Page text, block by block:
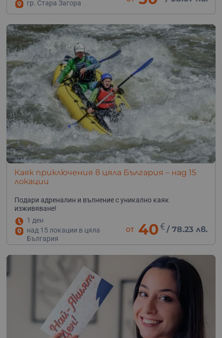
гр. Стара Загора
Каяк приключения в цяла България – над 15
локации
Подари адреналин и вълнение с уникално каяк
изживяване!
1 ден
над 15 локации в цяла
България
от 40 € /78.23 лв.